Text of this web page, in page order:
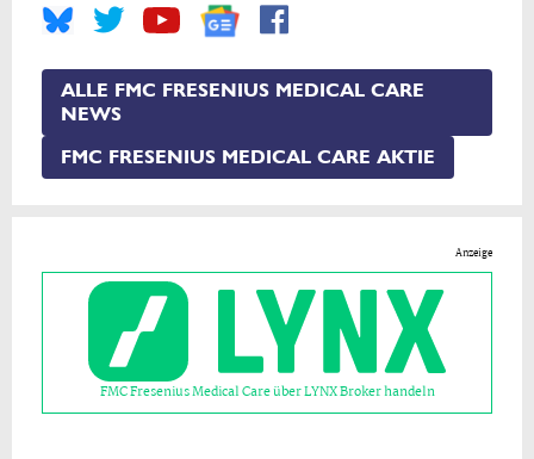
ALLE FMC FRESENIUS MEDICAL CARE
NEWS
FMC FRESENIUS MEDICAL CARE AKTIE
Anzeige
FMC Fresenius Medical Care über LYNX Broker handeln